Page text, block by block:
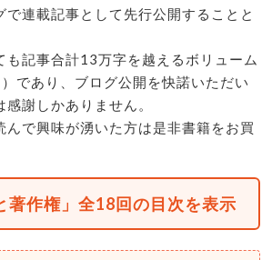
で連載記事として先行公開することと
記事合計13万字を越えるボリューム
）であり、ブログ公開を快諾いただい
謝しかありません。
で興味が湧いた方は是非書籍をお買
著作権」全18回の目次を表示